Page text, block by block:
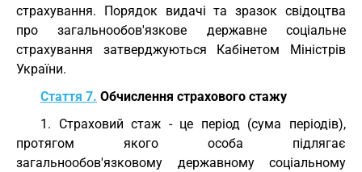
страхування. Порядок видачі та зразок свідоцтва
про загальнообов'язкове державне соціальне
страхування затверджуються Кабінетом Міністрів
України.
Стаття 7. Обчислення страхового стажу
1. Страховий стаж - це період (сума періодів),
протягом якого особа підлягає
загальнообов'язковому державному соціальному